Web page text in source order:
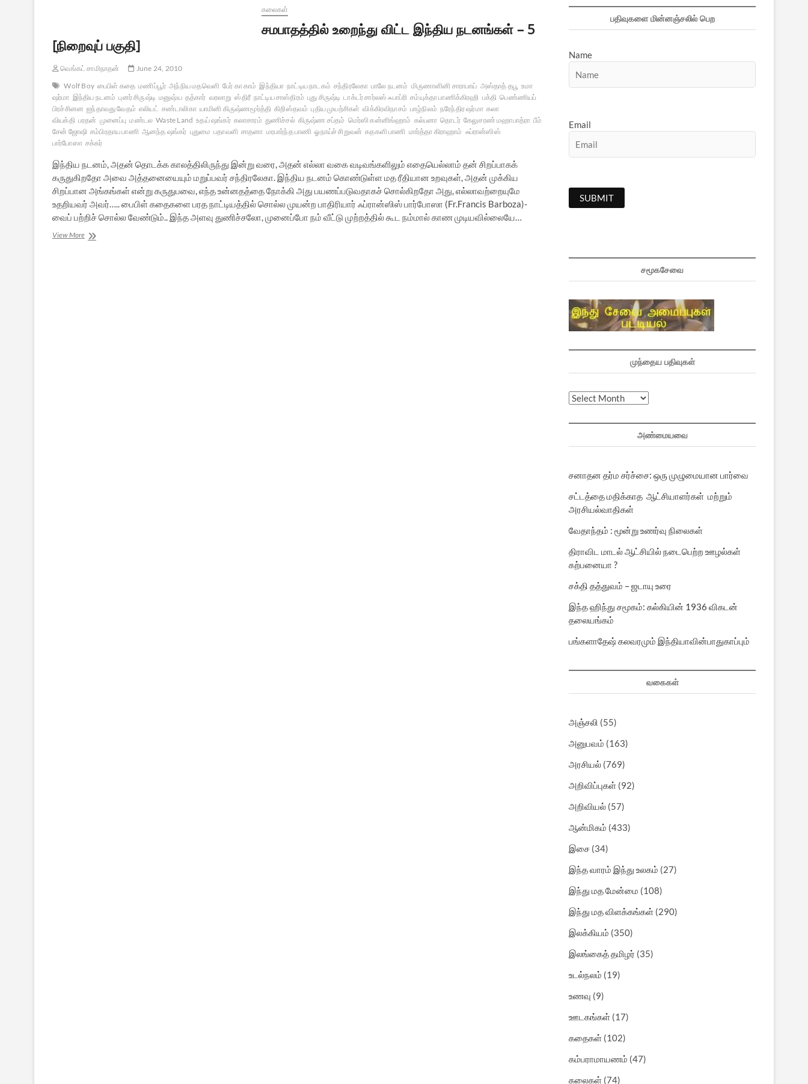
கலைகள்
சமபாதத்தில் உறைந்து விட்ட இந்திய நடனங்கள் – 5
[நிறைவுப் பகுதி]
வெங்கட் சாமிநாதன்
June 24, 2010
Wolf Boy பைபிள் கதை மணிப்பூர் அந்நிய மதவெளி பேர் கா காம் இந்தியா நாட்டிய நாடகம் சந்திரலேகா பாலே நடனம் மிருணாளினி சாராபாய் அஸ்தாத் தபூ உமா
ஷர்மா இந்திய நடனம் புனர் சிருஷ்டி மனுஷ்ய தத்கார் வரலாறு ஸ்திரீ நாட்டிய சாஸ்திரம் புது சிருஷ்டி டாக்டர் சார்லஸ் ஃபாப்ரி சம்யுக்தா பாணிக்கிரஹி பக்தி பெண்ணியப்
பிரச்சினன ஐந்தாவது வேதம் எலியட் சண்டாலிகா யாமினி கிருஷ்ணமூர்த்தி கிறிஸ்தவம் புதிய முயற்சிகள் விக்கிரவிநாசம் பாழ்நிலம் நரேந்திர ஷர்மா கலா
வியக்தி பரதன் முனைப்பு மண்டல Waste Land உதய் ஷங்கர் கலாசாரம் துணிச்சல் கிருஷ்ண சப்தம் மெர்ஸி கன்னிங்ஹாம் கல்பனா தொடர் கேலுசரண் மஹாபாத்ரா பீம்
சேன் ஜோஷி சம்பிரதாய பாணி ஆனந்த ஷங்கர் புதுமை பதாவளி சாதனா மரபார்ந்த பாணி ஓநாய்ச் சிறுவன் கதகளி பாணி மார்த்தா கிராஹாம் ஃப்ரான்ஸிஸ்
பார்போஸா சக்கர்
இந்திய நடனம், அதன் தொடக்க காலத்திலிருந்து இன்று வரை, அதன் எல்லா வகை வடிவங்களிலும் எதையெல்லாம் தன் சிறப்பாகக்
கருதுகிறதோ அவை அத்தனையையும் மறுப்பவர் சந்திரலேகா. இந்திய நடனம் கொண்டுள்ள மத ரீதியான உறவுகள், அதன் முக்கிய
சிறப்பான அங்கங்கள் என்று கருதுபவை, எந்த உன்னதத்தை நோக்கி அது பயணப்படுவதாகச் சொல்கிறதோ அது, எல்லாவற்றையுமே
உதறியவர் அவர்….. பைபிள் கதைகளை பரத நாட்டியத்தில் சொல்ல முயன்ற பாதிரியார் ஃப்ரான்ஸிஸ் பார்போஸா (Fr.Francis Barboza)-
வைப் பற்றிச் சொல்ல வேண்டும்.. இந்த அளவு துணிச்சலோ, முனைப்போ நம் வீட்டு முற்றத்தில் கூட நம்மால் காண முடியவில்லையே…
View Moreசமபாதத்தில்
பதிவுகளை மின்னஞ்சலில் பெற
Name
Email
சமூகசேவை
முந்தைய பதிவுகள்
முந்தைய
அண்மையவை
சனாதன தர்ம சர்ச்சை: ஒரு முழுமையான பார்வை
சட்டத்தை மதிக்காத ஆட்சியாளர்கள் மற்றும்
அரசியல்வாதிகள்
வேதாந்தம் : மூன்று உணர்வு நிலைகள்
திராவிட மாடல் ஆட்சியில் நடைபெற்ற ஊழல்கள்
கற்பனையா ?
சக்தி தத்துவம் – ஜடாயு உரை
இந்த ஹிந்து சமூகம்: கல்கியின் 1936 விகடன்
தலையங்கம்
பங்களாதேஷ் கலவரமும் இந்தியாவின்பாதுகாப்பும்
வகைகள்
அஞ்சலி (55)
அனுபவம் (163)
அரசியல் (769)
அறிவிப்புகள் (92)
அறிவியல் (57)
ஆன்மிகம் (433)
இசை (34)
இந்த வாரம் இந்து உலகம் (27)
இந்து மத மேன்மை (108)
இந்து மத விளக்கங்கள் (290)
இலக்கியம் (350)
இலங்கைத் தமிழர் (35)
உடல்நலம் (19)
உணவு (9)
ஊடகங்கள் (17)
கதைகள் (102)
கம்பராமாயணம் (47)
கலைகள் (74)